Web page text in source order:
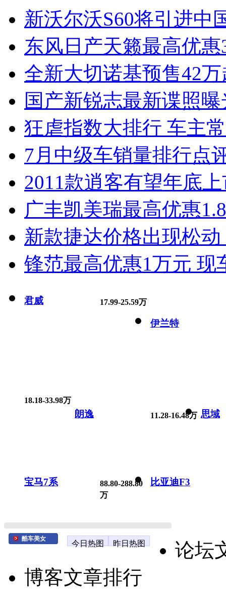
新沃尔沃S60将引进中
东风日产天籁最高优
全新大切诺基预售42
国产新锐志最新谍照
狂虐指数大排行 车主
7月中级车销量排行点
2011款逍客有望年底
广丰凯美瑞最高优惠
新款捷达价格出现松
锋范最高优惠1万元 现
君威 17.99-25.59万
伊兰特
18.18-33.98万
朗逸 11.28-16.48万 思域
宝马7系
88.80-288.80
万
比亚迪F3
酷车美女
今日热图 昨日热图
论坛
博客文章排行